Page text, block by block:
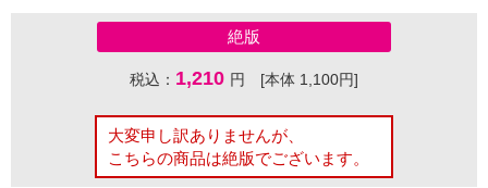
絶版
税込： 1,210 円 [本体 1,100円]
大変申し訳ありませんが、
こちらの商品は絶版でございます。